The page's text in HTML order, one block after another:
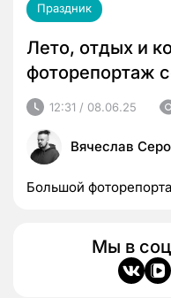
Праздник
Лето, отдых и
фоторепортаж
12:31 / 08.06.25
Вячеслав
Большой
Мы в